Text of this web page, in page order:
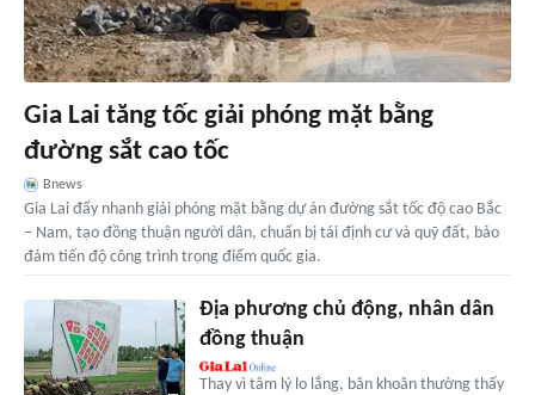
Gia Lai tăng tốc giải phóng mặt bằng
đường sắt cao tốc
Bnews
Gia Lai đẩy nhanh giải phóng mặt bằng dự án đường sắt tốc độ cao Bắc
– Nam, tạo đồng thuận người dân, chuẩn bị tái định cư và quỹ đất, bảo
đảm tiến độ công trình trọng điểm quốc gia.
Địa phương chủ động, nhân dân
đồng thuận
Thay vì tâm lý lo lắng, băn khoăn thường thấy